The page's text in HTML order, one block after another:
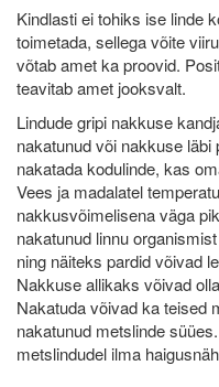
Kindlasti ei tohiks ise linde
toimetada, sellega võite
võtab amet ka proovid.
teavitab amet jooksvalt.
Lindude gripi nakkuse
nakatunud või nakkuse
nakatada kodulinde, kas
Vees ja madalatel
nakkusvõimelisena väga
nakatunud linnu
ning näiteks pardid võivad
Nakkuse allikaks võivad
Nakatuda võivad ka teised
nakatunud metslinde
metslindudel ilma